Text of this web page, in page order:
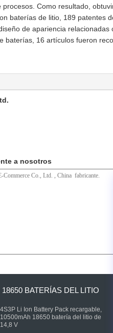
Como resultado,
baterías de litio, 189 patentes
de apariencia
baterías, 16 artículos fueron
a nosotros
18650 BATERÍAS DEL LITIO
4S3P Li Ion Battery Pack recargable,
10500mAh 18650 batería del litio de
14,8 V